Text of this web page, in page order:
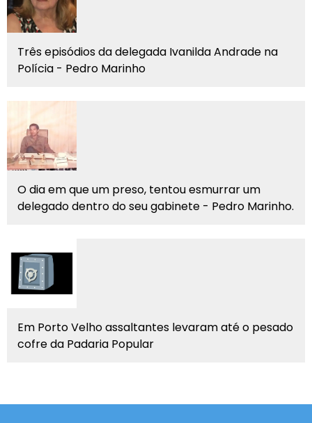
Três episódios da delegada Ivanilda Andrade na
Polícia - Pedro Marinho
O dia em que um preso, tentou esmurrar um
delegado dentro do seu gabinete - Pedro Marinho.
Em Porto Velho assaltantes levaram até o pesado
cofre da Padaria Popular